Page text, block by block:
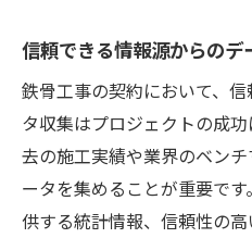
正確なコスト予測
見積もり修正のた
プ
適切なリスク評価
クライアントとの
透明性のある見積
信頼できる情報源からのデ
鉄骨工事の契約において、
タ収集はプロジェクトの成
去の施工実績や業界のベン
ータを集めることが重要で
供する統計情報、信頼性の